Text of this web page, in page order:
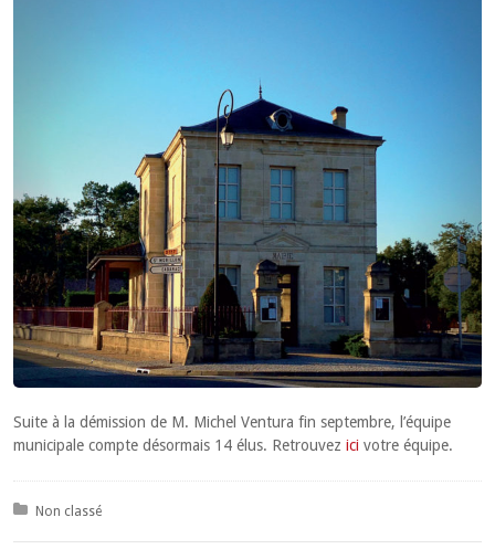
Suite à la démission de M. Michel Ventura fin septembre, l’équipe
municipale compte désormais 14 élus. Retrouvezicivotre équipe.
Posted in:
Non classé